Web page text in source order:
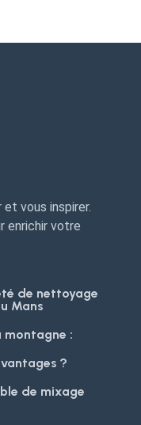
vous inspirer.
enrichir votre
de nettoyage
Mans
montagne :
?
de mixage